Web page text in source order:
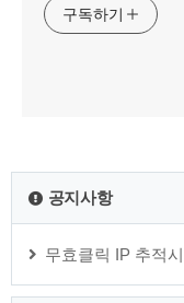
구독하기
공지사항
무효클릭 IP 추적